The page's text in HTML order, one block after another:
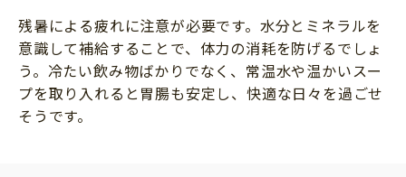
残暑による疲れに注意が必要です。水分とミネラルを
意識して補給することで、体力の消耗を防げるでしょ
う。冷たい飲み物ばかりでなく、常温水や温かいスー
プを取り入れると胃腸も安定し、快適な日々を過ごせ
そうです。